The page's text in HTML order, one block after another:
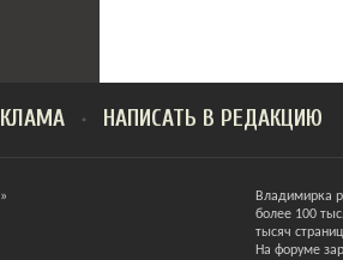
НАПИСАТЬ В РЕДАКЦИЮ
Владимирка
более 100
тысяч
На форуме